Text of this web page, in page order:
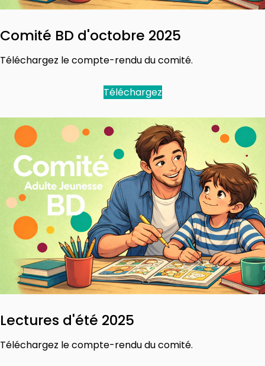
Comité BD d'octobre 2025
Téléchargez le compte-rendu du comité.
Téléchargez
Lectures d'été 2025
Téléchargez le compte-rendu du comité.